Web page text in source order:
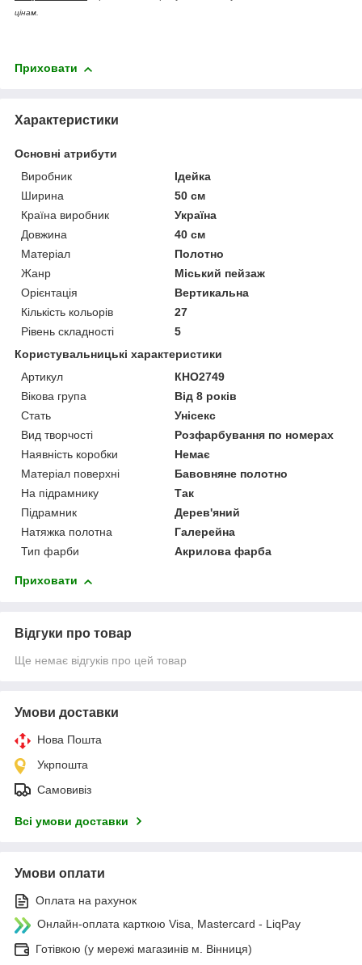
цінам.
Приховати
Характеристики
Основні атрибути
Виробник
Ідейка
Ширина
50 см
Країна виробник
Україна
Довжина
40 см
Матеріал
Полотно
Жанр
Міський пейзаж
Орієнтація
Вертикальна
Кількість кольорів
27
Рівень складності
5
Користувальницькі характеристики
Артикул
КНО2749
Вікова група
Від 8 років
Стать
Унісекс
Вид творчості
Розфарбування по номерах
Наявність коробки
Немає
Матеріал поверхні
Бавовняне полотно
На підрамнику
Так
Підрамник
Дерев'яний
Натяжка полотна
Галерейна
Тип фарби
Акрилова фарба
Приховати
Відгуки про товар
Ще немає відгуків про цей товар
Умови доставки
Нова Пошта
Укрпошта
Самовивіз
Всі умови доставки
Умови оплати
Оплата на рахунок
Онлайн-оплата карткою Visa, Mastercard - LiqPay
Готівкою (у мережі магазинів м. Вінниця)